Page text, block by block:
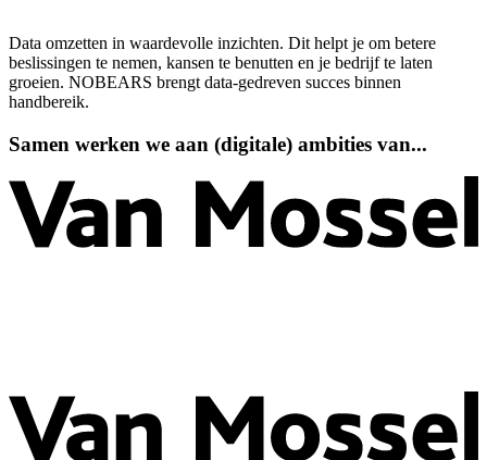
Data omzetten in waardevolle inzichten. Dit helpt je om betere
beslissingen te nemen, kansen te benutten en je bedrijf te laten
groeien. NOBEARS brengt data-gedreven succes binnen
handbereik.
Samen werken we aan (digitale) ambities van...